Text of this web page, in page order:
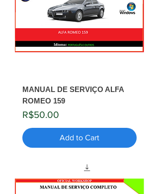
MANUAL DE SERVIÇO ALFA
ROMEO 159
Price
R$50.00
Add to Cart